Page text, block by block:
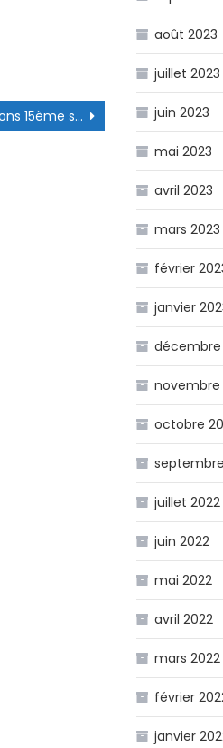
Présentations 15ème séminaire des plongeurs 14 janvier 2023 Strasbourg
août 2023
juillet 2023
juin 2023
mai 2023
avril 2023
mars 2023
février
janvier
décembre
novembre
octobre
juillet 2022
juin 2022
mai 2022
avril 2022
mars 2022
février
janvier